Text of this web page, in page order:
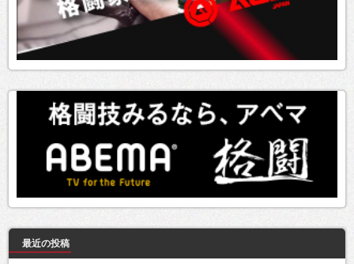
最近の投稿